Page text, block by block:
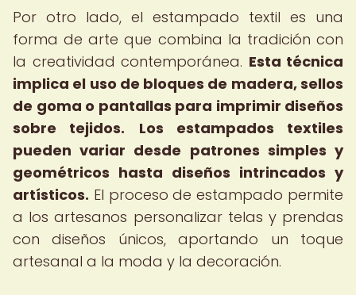
Por otro lado, el estampado textil es una
forma de arte que combina la tradición con
la creatividad contemporánea. Esta técnica
implica el uso de bloques de madera, sellos
de goma o pantallas para imprimir diseños
sobre tejidos.
Los estampados textiles
pueden variar desde patrones simples y
geométricos hasta diseños intrincados y
artísticos. El proceso de estampado permite
a los artesanos personalizar telas y prendas
con diseños únicos, aportando un toque
artesanal a la moda y la decoración.